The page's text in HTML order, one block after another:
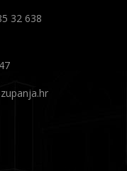
32 638